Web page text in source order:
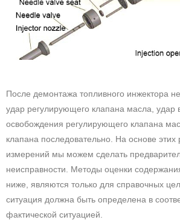
После демонтажа топливного инжектора
удар регулирующего клапана масла, удар
освобождения регулирующего клапана
клапана последовательно. На основе этих
измерений мы можем сделать
неисправности. Методы оценки
ниже, являются только для справочных
ситуация должна быть определена в
фактической ситуацией.